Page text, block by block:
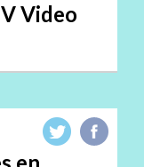
Video
en